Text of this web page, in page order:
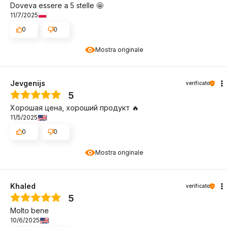
Mostra originale
Doveva essere a 5 stelle 🤩
11/7/2025
0
0
Mostra originale
Jevgenijs verificato
5
Хорошая цена, хороший продукт 🔥
11/5/2025
0
0
Khaled verificato
5
Molto bene
10/6/2025